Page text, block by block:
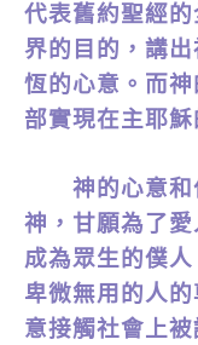
代表舊約聖經
界的目的，講
恆的心意。而
部實現在主耶穌
神的心意和
神，甘願為了愛
成為眾生的僕
卑微無用的人
意接觸社會上